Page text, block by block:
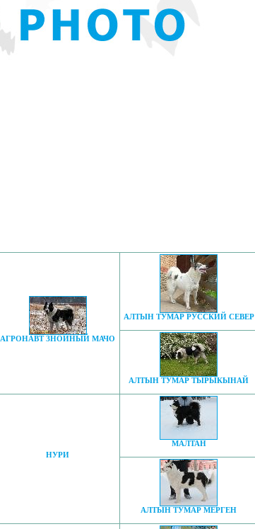
АГРОНАВТ ЗНОЙНЫЙ МАЧО
АЛТЫН ТУМАР РУССКИЙ СЕВЕР
АЛТЫН ТУМАР ТЫРЫКЫНАЙ
НУРИ
МАЛТАН
АЛТЫН ТУМАР МЕРГЕН